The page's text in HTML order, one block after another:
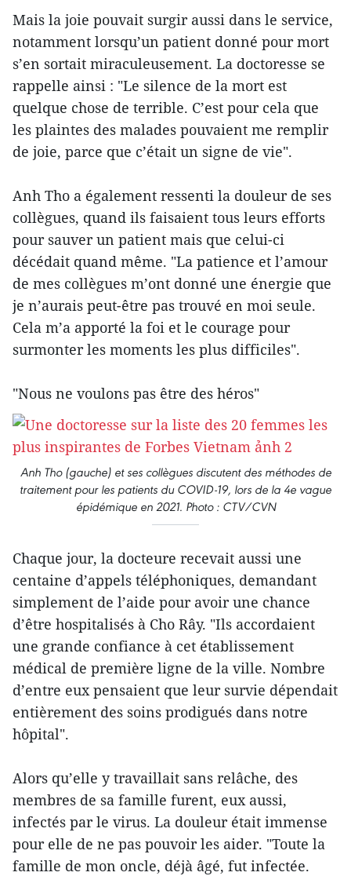
Mais la joie pouvait surgir aussi dans le service,
notamment lorsqu’un patient donné pour mort
s’en sortait miraculeusement. La doctoresse se
rappelle ainsi : "Le silence de la mort est
quelque chose de terrible. C’est pour cela que
les plaintes des malades pouvaient me remplir
de joie, parce que c’était un signe de vie".
Anh Tho a également ressenti la douleur de ses
collègues, quand ils faisaient tous leurs efforts
pour sauver un patient mais que celui-ci
décédait quand même. "La patience et l’amour
de mes collègues m’ont donné une énergie que
je n’aurais peut-être pas trouvé en moi seule.
Cela m’a apporté la foi et le courage pour
surmonter les moments les plus difficiles".
"Nous ne voulons pas être des héros"
Anh Tho (gauche) et ses collègues discutent des méthodes de
traitement pour les patients du COVID-19, lors de la 4e vague
épidémique en 2021. Photo : CTV/CVN
Chaque jour, la docteure recevait aussi une
centaine d’appels téléphoniques, demandant
simplement de l’aide pour avoir une chance
d’être hospitalisés à Cho Rây. "Ils accordaient
une grande confiance à cet établissement
médical de première ligne de la ville. Nombre
d’entre eux pensaient que leur survie dépendait
entièrement des soins prodigués dans notre
hôpital".
Alors qu’elle y travaillait sans relâche, des
membres de sa famille furent, eux aussi,
infectés par le virus. La douleur était immense
pour elle de ne pas pouvoir les aider. "Toute la
famille de mon oncle, déjà âgé, fut infectée.